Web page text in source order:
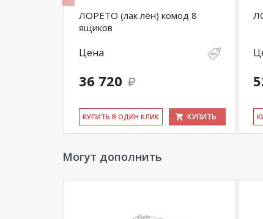
*Дополнительную информацию о том,
**Цены на официальном сайте
магазинаи могут отличаться от цен в
ЛОРЕТО (лак лён) комод 8
ящиков
Цена
36 720
КУ­ПИТЬ В ОДИН КЛИК КУПИТЬ
Могут дополнить